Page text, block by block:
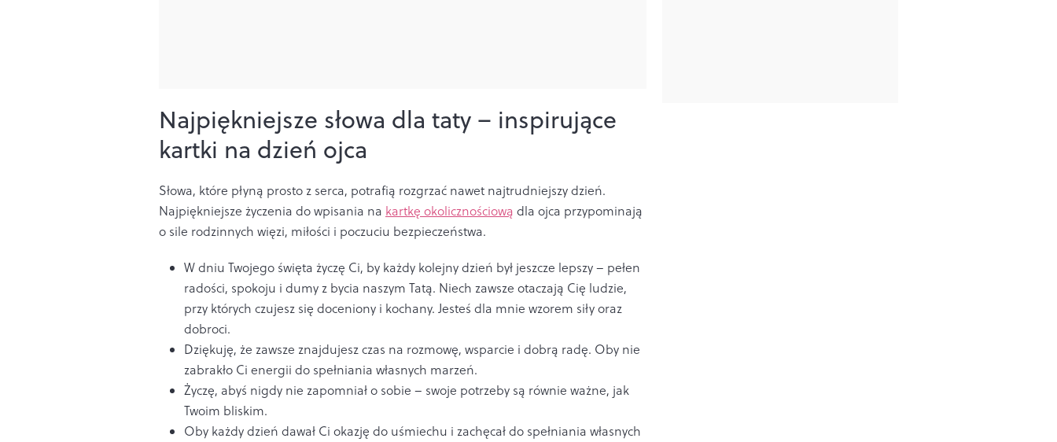
Najpiękniejsze słowa dla taty – inspirujące
kartki na dzień ojca
Słowa, które płyną prosto z serca, potrafią rozgrzać nawet najtrudniejszy dzień.
Najpiękniejsze życzenia do wpisania na kartkę okolicznościową dla ojca przypominają
o sile rodzinnych więzi, miłości i poczuciu bezpieczeństwa.
W dniu Twojego święta życzę Ci, by każdy kolejny dzień był jeszcze lepszy – pełen
radości, spokoju i dumy z bycia naszym Tatą. Niech zawsze otaczają Cię ludzie,
przy których czujesz się doceniony i kochany. Jesteś dla mnie wzorem siły oraz
dobroci.
Dziękuję, że zawsze znajdujesz czas na rozmowę, wsparcie i dobrą radę. Oby nie
zabrakło Ci energii do spełniania własnych marzeń.
Życzę, abyś nigdy nie zapomniał o sobie – swoje potrzeby są równie ważne, jak
Twoim bliskim.
Oby każdy dzień dawał Ci okazję do uśmiechu i zachęcał do spełniania własnych